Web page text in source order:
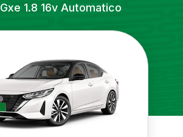
Gxe 1.8 16v Automatico